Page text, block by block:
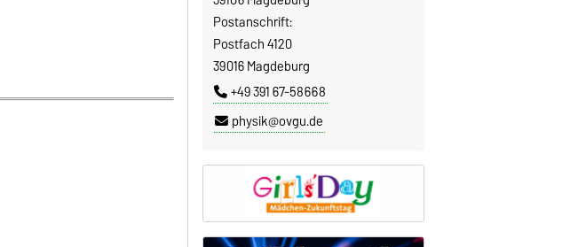
Postanschrift:
Postfach 4120
39016 Magdeburg
+49 391 67-58668
physik@ovgu.de